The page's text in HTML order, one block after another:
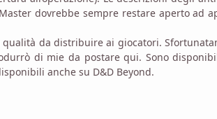
dovrebbe sempre restare aperto ad
da distribuire ai giocatori.
di mie da postare qui. Sono
anche su D&D Beyond.